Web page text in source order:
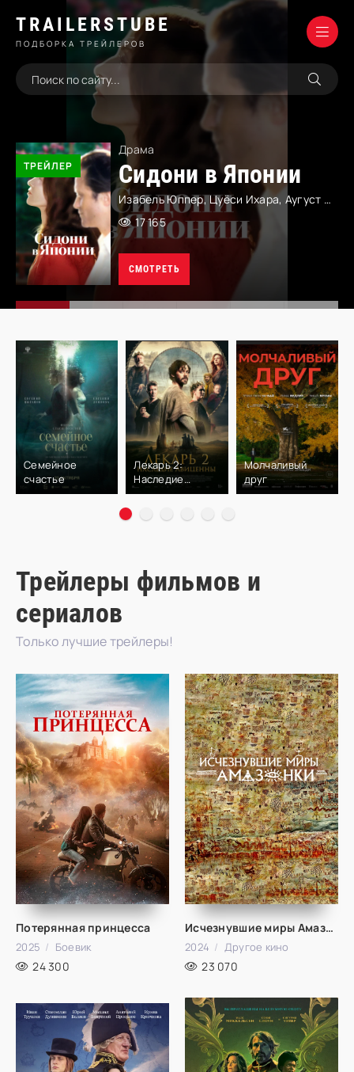
TRAILERSTUBE
ПОДБОРКА ТРЕЙЛЕРОВ
ТРЕЙЛЕР
Драма
Сидони в Японии
Изабель Юппер, Цуёси Ихара, Аугуст Диль, Юко Хитоми, Аврора Катала, Юсукэ Китагути, Масуми Фукуси, Кэйко Хара, Хироко Юка, Синъя Ёсинага, Ясуси Ханда, Томоко Абэ
17 165
Семейное
счастье
Лекарь 2:
Наследие
Авиценны
Молчаливый
друг
Трейлеры фильмов и
сериалов
Только лучшие трейлеры!
Потерянная принцесса
2025 Боевик
24 300
Исчезнувшие миры Амазонки
2024 Другое кино
23 070